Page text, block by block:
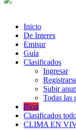
Inicio
De Interes
Emisur
Guía
Clasificados
Ingresar
Subir
Todas las
Blog
Clasificados
CLIMA EN